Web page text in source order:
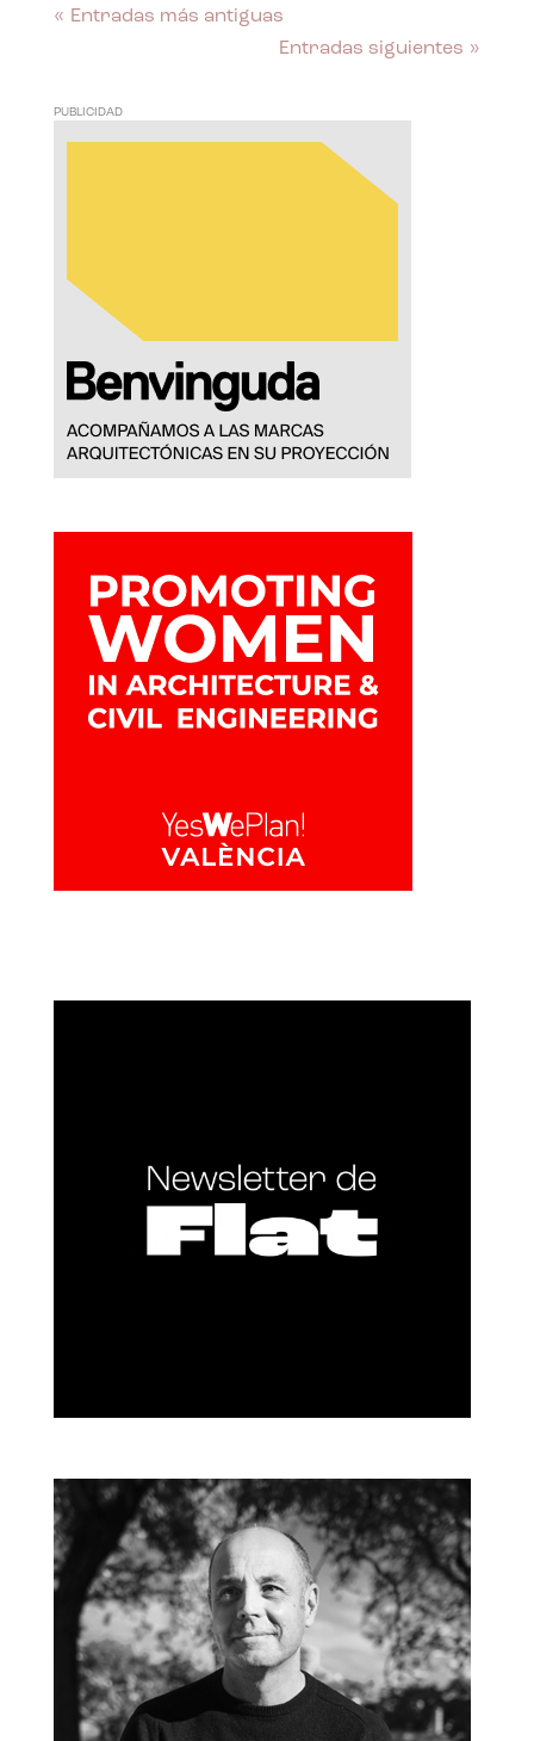
« Entradas más antiguas
Entradas siguientes »
PUBLICIDAD